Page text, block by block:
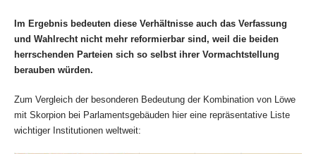
Im Ergebnis bedeuten diese Verhältnisse auch das Verfassung
und Wahlrecht nicht mehr reformierbar sind, weil die beiden
herrschenden Parteien sich so selbst ihrer Vormachtstellung
berauben würden.
Zum Vergleich der besonderen Bedeutung der Kombination von Löwe
mit Skorpion bei Parlamentsgebäuden hier eine repräsentative Liste
wichtiger Institutionen weltweit: